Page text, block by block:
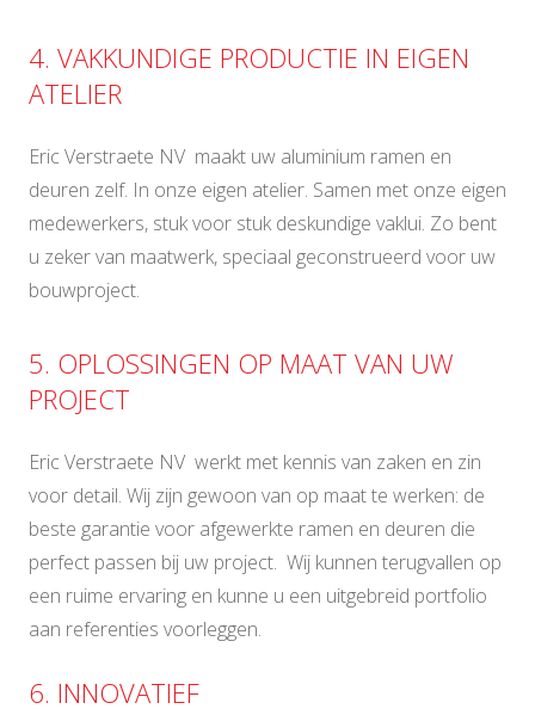
4. VAKKUNDIGE PRODUCTIE IN EIGEN
ATELIER
Eric Verstraete NV maakt uw aluminium ramen en
deuren zelf. In onze eigen atelier. Samen met onze eigen
medewerkers, stuk voor stuk deskundige vaklui. Zo bent
u zeker van maatwerk, speciaal geconstrueerd voor uw
bouwproject.
5. OPLOSSINGEN OP MAAT VAN UW
PROJECT
Eric Verstraete NV werkt met kennis van zaken en zin
voor detail. Wij zijn gewoon van op maat te werken: de
beste garantie voor afgewerkte ramen en deuren die
perfect passen bij uw project. Wij kunnen terugvallen op
een ruime ervaring en kunne u een uitgebreid portfolio
aan referenties voorleggen.
6. INNOVATIEF